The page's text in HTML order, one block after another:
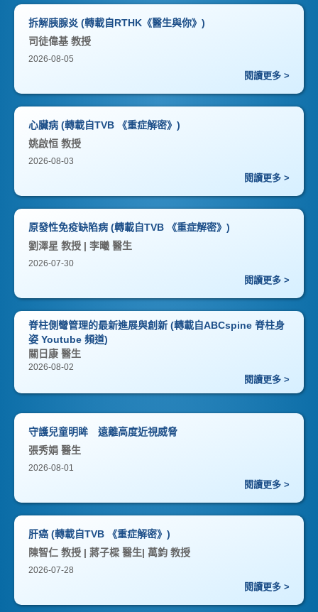
拆解胰腺炎 (轉載自RTHK《醫生與你》)
司徒偉基 教授
2026-08-05
閱讀更多 >
心臟病 (轉載自TVB 《重症解密》)
姚啟恒 教授
2026-08-03
閱讀更多 >
原發性免疫缺陷病 (轉載自TVB 《重症解密》)
劉澤星 教授 | 李曦 醫生
2026-07-30
閱讀更多 >
脊柱側彎管理的最新進展與創新 (轉載自ABCspine 脊柱身
姿 Youtube 頻道)
關日康 醫生
2026-08-02
閱讀更多 >
守護兒童明眸 遠離高度近視威脅
張秀娟 醫生
2026-08-01
閱讀更多 >
肝癌 (轉載自TVB 《重症解密》)
陳智仁 教授 | 蔣子樑 醫生| 萬鈞 教授
2026-07-28
閱讀更多 >